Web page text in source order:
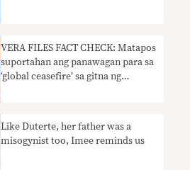
VERA FILES FACT CHECK: Matapos
suportahan ang panawagan para sa
‘global ceasefire’ sa gitna ng
Like Duterte, her father was a
misogynist too, Imee reminds us